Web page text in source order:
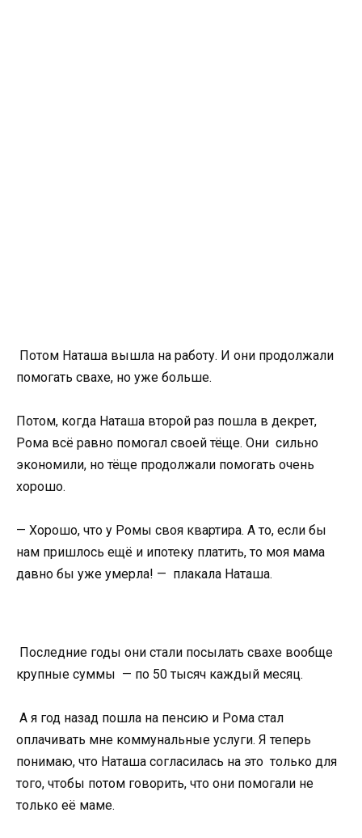
Потом Наташа вышла на работу. И они продолжали
помогать свахе, но уже больше.
Потом, когда Наташа второй раз пошла в декрет,
Рома всё равно помогал своей тёще. Они сильно
экономили, но тёще продолжали помогать очень
хорошо.
— Хорошо, что у Ромы своя квартира. А то, если бы
нам пришлось ещё и ипотеку платить, то моя мама
давно бы уже умерла! — плакала Наташа.
Последние годы они стали посылать свахе вообще
крупные суммы — по 50 тысяч каждый месяц.
А я год назад пошла на пенсию и Рома стал
оплачивать мне коммунальные услуги. Я теперь
понимаю, что Наташа согласилась на это только для
того, чтобы потом говорить, что они помогали не
только её маме.